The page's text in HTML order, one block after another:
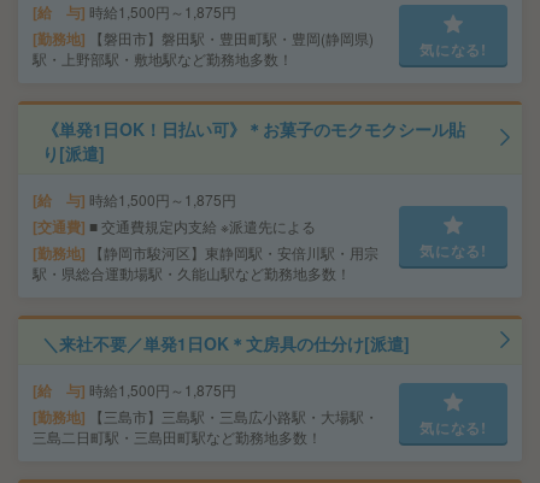
給 与 時給1,500円～1,875円
勤務地
【磐田市】磐田駅・豊田町駅・豊岡(静岡県)
駅・上野部駅・敷地駅など勤務地多数！
気になる!
《単発1日OK！日払い可》＊お菓子のモクモクシール貼
り[派遣]
給 与 時給1,500円～1,875円
交通費 ■ 交通費規定内支給 ※派遣先による
勤務地
【静岡市駿河区】東静岡駅・安倍川駅・用宗
駅・県総合運動場駅・久能山駅など勤務地多数！
気になる!
＼来社不要／単発1日OK＊文房具の仕分け[派遣]
給 与 時給1,500円～1,875円
勤務地
【三島市】三島駅・三島広小路駅・大場駅・
三島二日町駅・三島田町駅など勤務地多数！
気になる!